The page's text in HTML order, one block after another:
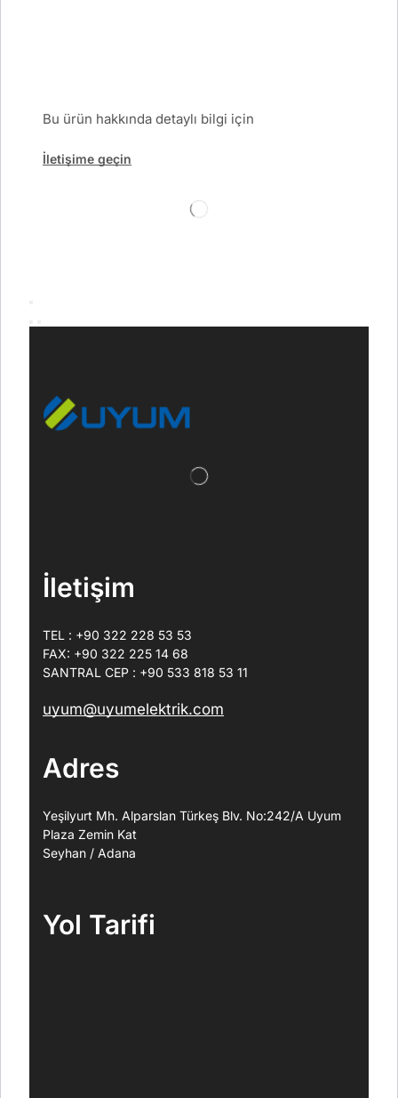
Bu ürün hakkında detaylı bilgi için
İletişime geçin
İletişim
TEL : +90 322 228 53 53
FAX: +90 322 225 14 68
SANTRAL CEP : +90 533 818 53 11
uyum@uyumelektrik.com
Adres
Yeşilyurt Mh. Alparslan Türkeş Blv. No:242/A Uyum
Plaza Zemin Kat
Seyhan / Adana
Yol Tarifi